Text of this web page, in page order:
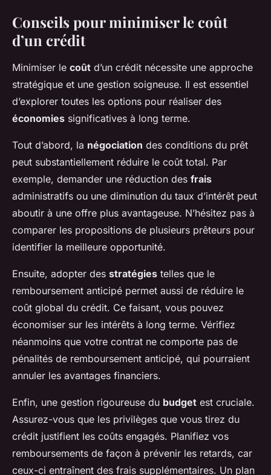
Conseils pour minimiser le coût
d’un crédit
Minimiser le coût d’un crédit nécessite une approche
stratégique et une gestion soigneuse. Il est essentiel
d’explorer toutes les options pour réaliser des
économies significatives à long terme.
Tout d’abord, la négociation des conditions du prêt
peut substantiellement réduire le coût total. Par
exemple, demander une réduction des frais
administratifs ou une diminution du taux d’intérêt peut
aboutir à une offre plus avantageuse. N’hésitez pas à
comparer les propositions de plusieurs prêteurs pour
identifier la meilleure opportunité.
Ensuite, adopter des stratégies telles que le
remboursement anticipé permet aussi de réduire le
coût global du crédit. Ce faisant, vous pouvez
économiser sur les intérêts à long terme. Vérifiez
néanmoins que votre contrat ne comporte pas de
pénalités de remboursement anticipé, qui pourraient
annuler les avantages financiers.
Enfin, une gestion rigoureuse du budget est cruciale.
Assurez-vous que les privilèges que vous tirez du
crédit justifient les coûts engagés. Planifiez vos
remboursements de façon à prévenir les retards, car
ceux-ci entraînent des frais supplémentaires. Un plan